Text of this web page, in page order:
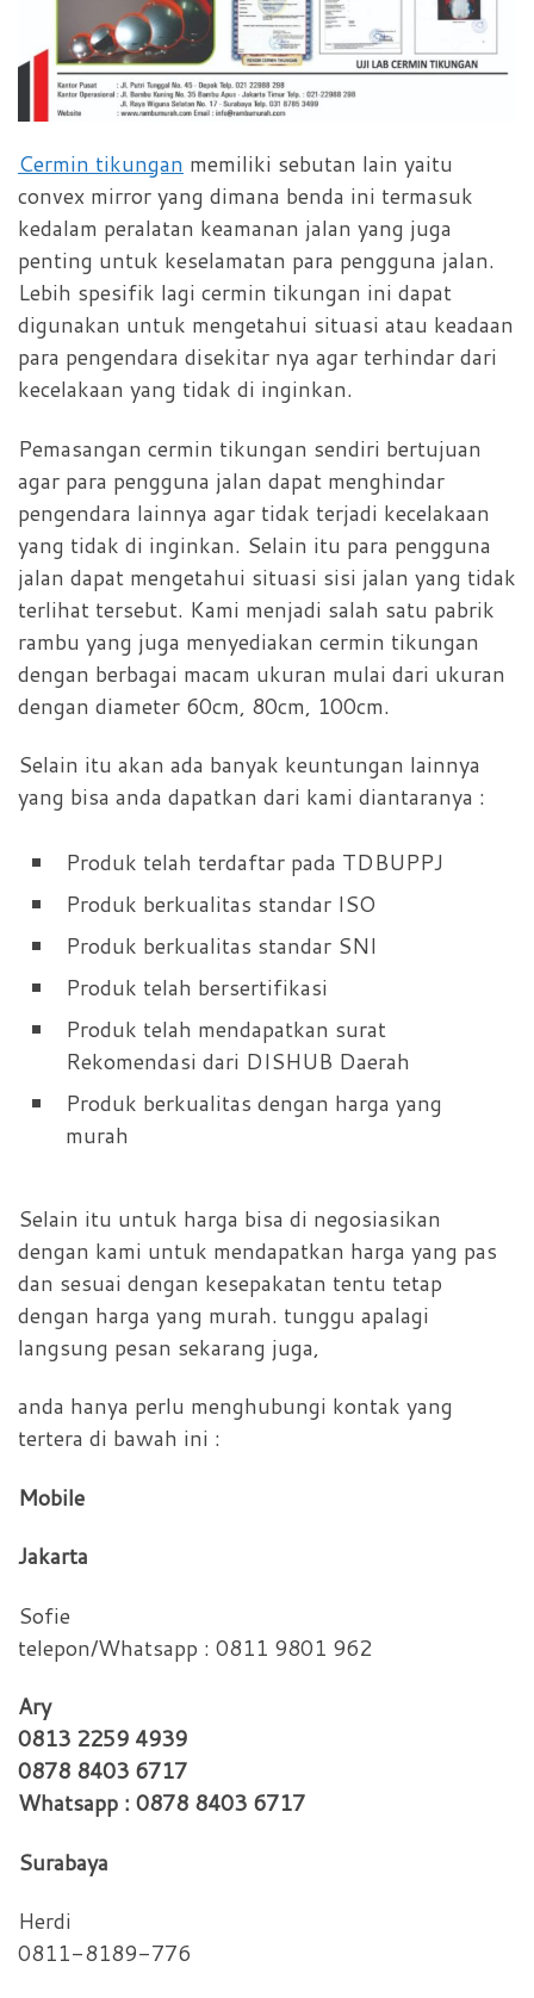
Cermin tikungan memiliki sebutan lain yaitu
convex mirror yang dimana benda ini termasuk
kedalam peralatan keamanan jalan yang juga
penting untuk keselamatan para pengguna jalan.
Lebih spesifik lagi cermin tikungan ini dapat
digunakan untuk mengetahui situasi atau keadaan
para pengendara disekitar nya agar terhindar dari
kecelakaan yang tidak di inginkan.
Pemasangan cermin tikungan sendiri bertujuan
agar para pengguna jalan dapat menghindar
pengendara lainnya agar tidak terjadi kecelakaan
yang tidak di inginkan. Selain itu para pengguna
jalan dapat mengetahui situasi sisi jalan yang tidak
terlihat tersebut. Kami menjadi salah satu pabrik
rambu yang juga menyediakan cermin tikungan
dengan berbagai macam ukuran mulai dari ukuran
dengan diameter 60cm, 80cm, 100cm.
Selain itu akan ada banyak keuntungan lainnya
yang bisa anda dapatkan dari kami diantaranya :
Produk telah terdaftar pada TDBUPPJ
Produk berkualitas standar ISO
Produk berkualitas standar SNI
Produk telah bersertifikasi
Produk telah mendapatkan surat
Rekomendasi dari DISHUB Daerah
Produk berkualitas dengan harga yang
murah
Selain itu untuk harga bisa di negosiasikan
dengan kami untuk mendapatkan harga yang pas
dan sesuai dengan kesepakatan tentu tetap
dengan harga yang murah. tunggu apalagi
langsung pesan sekarang juga,
anda hanya perlu menghubungi kontak yang
tertera di bawah ini :
Mobile
Jakarta
Sofie
telepon/Whatsapp : 0811 9801 962
Ary
0813 2259 4939
0878 8403 6717
Whatsapp : 0878 8403 6717
Surabaya
Herdi
0811-8189-776